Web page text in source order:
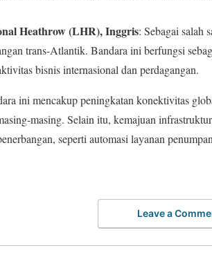
Heathrow (LHR), Inggris: Sebagai salah
trans-Atlantik. Bandara ini berfungsi
bisnis internasional dan perdagangan.
ini mencakup peningkatan konektivitas
masing. Selain itu, kemajuan
seperti automasi layanan
Leave a